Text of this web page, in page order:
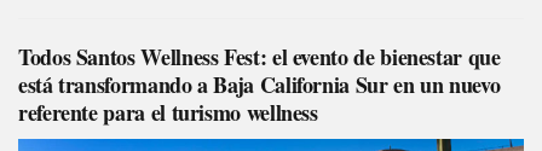
Todos Santos Wellness Fest: el evento de bienestar que
está transformando a Baja California Sur en un nuevo
referente para el turismo wellness